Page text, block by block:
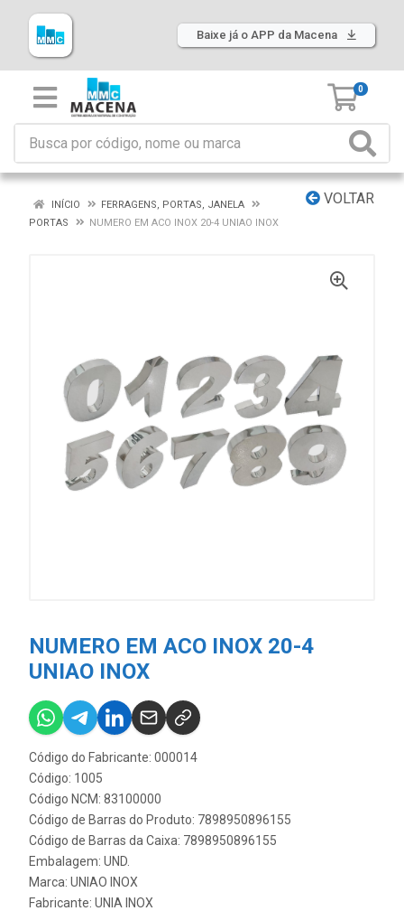
Baixe já o APP da Macena
0
VOLTAR
INÍCIO
FERRAGENS, PORTAS, JANELA
PORTAS
NUMERO EM ACO INOX 20-4 UNIAO INOX
NUMERO EM ACO INOX 20-4
UNIAO INOX
Código do Fabricante: 000014
Código: 1005
Código NCM: 83100000
Código de Barras do Produto: 7898950896155
Código de Barras da Caixa: 7898950896155
Embalagem: UND.
Marca: UNIAO INOX
Fabricante: UNIA INOX